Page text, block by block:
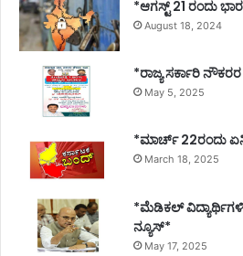
*ಆಗಸ್ಟ್ 21 ರಂದು
August 18, 2024
*ರಾಜ್ಯ ಸರ್ಕಾರಿ ನೌಕರರ
May 5, 2025
*ಮಾರ್ಚ್ 22ರಂದು
March 18, 2025
*ಮೆಡಿಕಲ್
ನ್ಯೂಸ್*
May 17, 2025